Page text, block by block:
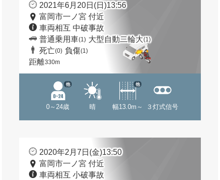
2021年6月20日(日)13:56
富岡市一ノ宮 付近
車両相互 中破事故
普通乗用車(1) 大型自動二輪大(1)
死亡(0) 負傷(1)
距離330m
0～24歳
他
晴 幅13.0m～
他
３灯式信号
2020年2月7日(金)13:50
富岡市一ノ宮 付近
車両相互 小破事故